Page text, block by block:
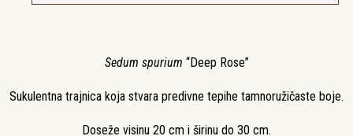
Sedum spurium “Deep Rose”
Sukulentna trajnica koja stvara predivne tepihe tamnoružičaste boje.
Doseže visinu 20 cm i širinu do 30 cm.